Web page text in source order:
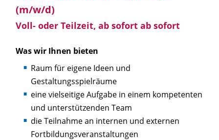
(m/w/d)
Voll- oder Teilzeit, ab sofort ab sofort
Was wir Ihnen bieten
Raum für eigene Ideen und
Gestaltungsspielräume
eine vielseitige Aufgabe in einem kompetenten
und unterstützenden Team
die Teilnahme an internen und externen
Fortbildungsveranstaltungen